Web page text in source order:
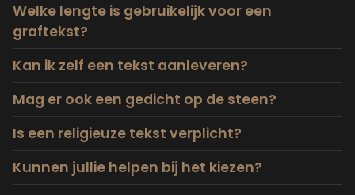
Welke lengte is gebruikelijk voor een
graftekst?
Kan ik zelf een tekst aanleveren?
Mag er ook een gedicht op de steen?
Is een religieuze tekst verplicht?
Kunnen jullie helpen bij het kiezen?